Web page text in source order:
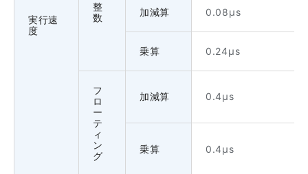
実行速
度
整
数
加減算 0.08μs
乗算 0.24μs
フ
ロ
ー
テ
ィ
ン
グ
加減算 0.4μs
乗算 0.4μs